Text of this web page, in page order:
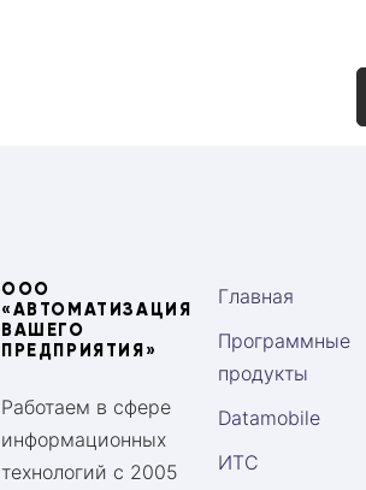
ООО
«АВТОМАТИЗАЦИЯ
ВАШЕГО
ПРЕДПРИЯТИЯ»
Работаем в сфере
информационных
технологий с 2005
Главная
Программные
продукты
Datamobile
ИТС